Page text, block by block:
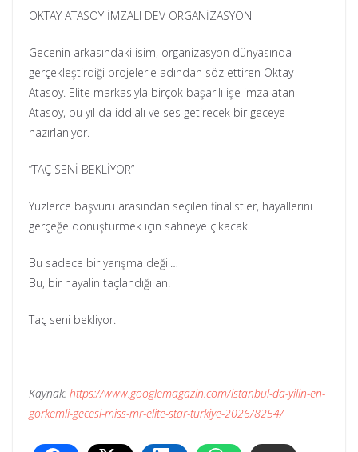
OKTAY ATASOY İMZALI DEV ORGANİZASYON
Gecenin arkasındaki isim, organizasyon dünyasında
gerçekleştirdiği projelerle adından söz ettiren Oktay
Atasoy. Elite markasıyla birçok başarılı işe imza atan
Atasoy, bu yıl da iddialı ve ses getirecek bir geceye
hazırlanıyor.
“TAÇ SENİ BEKLİYOR”
Yüzlerce başvuru arasından seçilen finalistler, hayallerini
gerçeğe dönüştürmek için sahneye çıkacak.
Bu sadece bir yarışma değil…
Bu, bir hayalin taçlandığı an.
Taç seni bekliyor.
Kaynak: https://www.googlemagazin.com/istanbul-da-yilin-en-
gorkemli-gecesi-miss-mr-elite-star-turkiye-2026/8254/